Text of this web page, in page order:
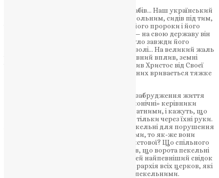
Християнство на початку було вірою рабів… Наш український
народ майже все своє життя був підневольним, сидів під тим,
чи іншим караулом. Майже ввесь час і його пророки і його
життя нищилось іншими державами, — на свою державу він
не спромігся, і тому церковне життя було завжди його
осередком, в ньому шукав він і світла і волі… На великий жаль
і в життя церкви дуже просякає державний вплив, земні
інтереси; і ворота пекельні, що їх зачинив Христос від Своєї
Церкви, як часто відчиняються і через них вривається тяжке
Хто ж відчиняє ці пекельні ворота для забрудження життя
церкви? Відчиняють переважно ті «канонічні» керівники
церкви, які рахують себе єдино благодатними, і кажуть, що
благодать Св. Духа може передаватись тільки через їхні руки.
Але, коли ці руки відчинили ворота пекельні для порушення
церковного ладу державними впливами, то як-же вони
можуть відчиняти і двері благодаті Христової? Що спільного
між світлом і темрявою? Христос сказав, що ворота пекельні
не здолають Його церкви, а історія — цей найпевніший свідок
минулого життя — ясно свідчить, що ієрархія всіх церков, які
досі існували, вже подолана воротами пекельними.